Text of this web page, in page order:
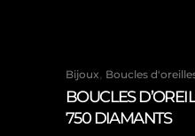
Bijoux, Boucles
BOUCLES
750 DIAMANTS